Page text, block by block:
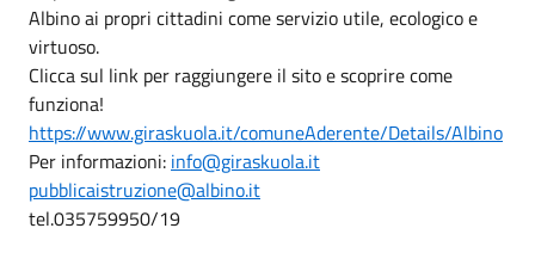
Albino ai propri cittadini come servizio utile, ecologico e
virtuoso.
Clicca sul link per raggiungere il sito e scoprire come
funziona!
https://www.giraskuola.it/comuneAderente/Details/Albino
Per informazioni: info@giraskuola.it
pubblicaistruzione@albino.it
tel.035759950/19